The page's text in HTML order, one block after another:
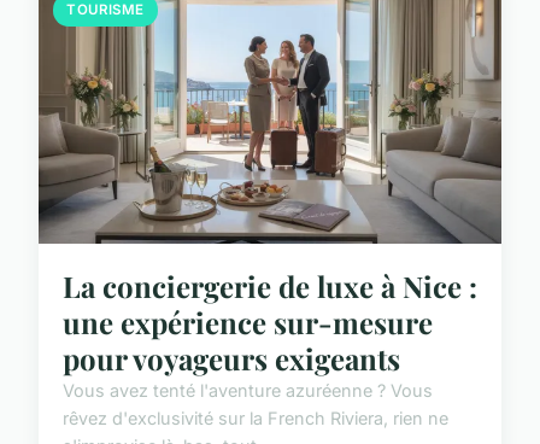
TOURISME
La conciergerie de luxe à Nice :
une expérience sur-mesure
pour voyageurs exigeants
Vous avez tenté l'aventure azuréenne ? Vous
rêvez d'exclusivité sur la French Riviera, rien ne